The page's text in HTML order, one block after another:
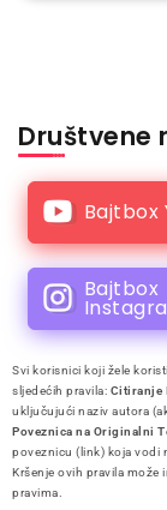
Društvene
Bajtbox
Bajtbox
Svi korisnici koji žele
sljedećih pravila: Citiranje
uključujući naziv autora
Poveznica na Originalni
poveznicu (link) koja vodi
Kršenje ovih pravila može
pravima.